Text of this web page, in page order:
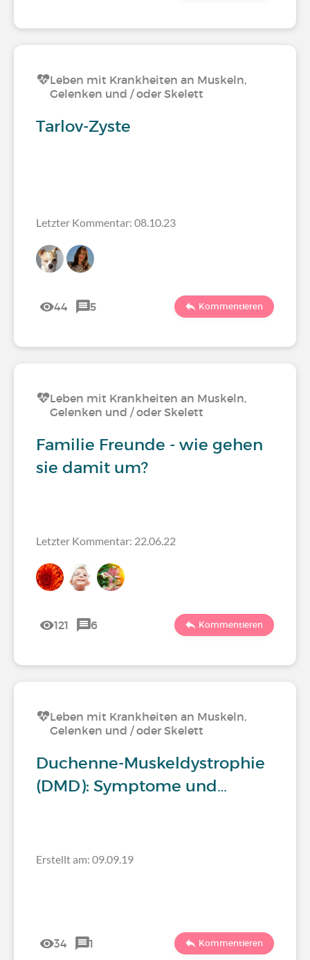
Leben mit Krankheiten an Muskeln,
Gelenken und / oder Skelett
Tarlov-Zyste
Letzter Kommentar: 08.10.23
44 5 Kommentieren
Leben mit Krankheiten an Muskeln,
Gelenken und / oder Skelett
Familie Freunde - wie gehen
sie damit um?
Letzter Kommentar: 22.06.22
121 6 Kommentieren
Leben mit Krankheiten an Muskeln,
Gelenken und / oder Skelett
Duchenne-Muskeldystrophie
(DMD): Symptome und…
Erstellt am: 09.09.19
34 1 Kommentieren